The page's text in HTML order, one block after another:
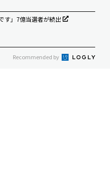
す」7億当選者が続出
Recommended by